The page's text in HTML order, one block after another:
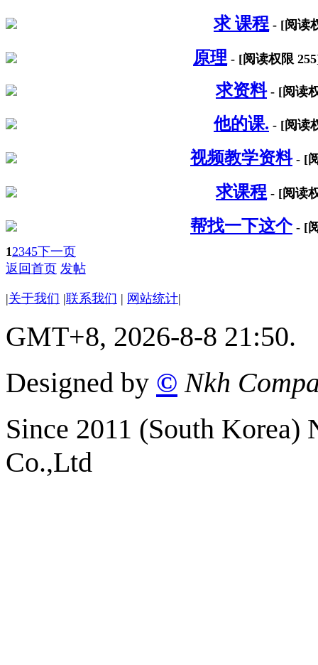
求 课程 - [阅读
原理 - [阅读权限 255
求资料- [阅读
他的课. - [阅读
视频教学资料- [
求课程 - [阅读
帮找一下这个- [
12345下一页
返回首页 发帖
|关于我们 |联系我们 | 网站统计|
GMT+8, 2026-8-8 21:50.
Designed by © Nkh
Since 2011 (South
Co.,Ltd